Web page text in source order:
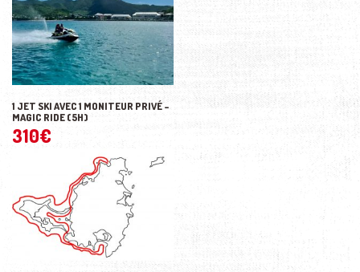
1 JET SKI AVEC 1 MONITEUR PRIVÉ –
MAGIC RIDE (5H)
310€